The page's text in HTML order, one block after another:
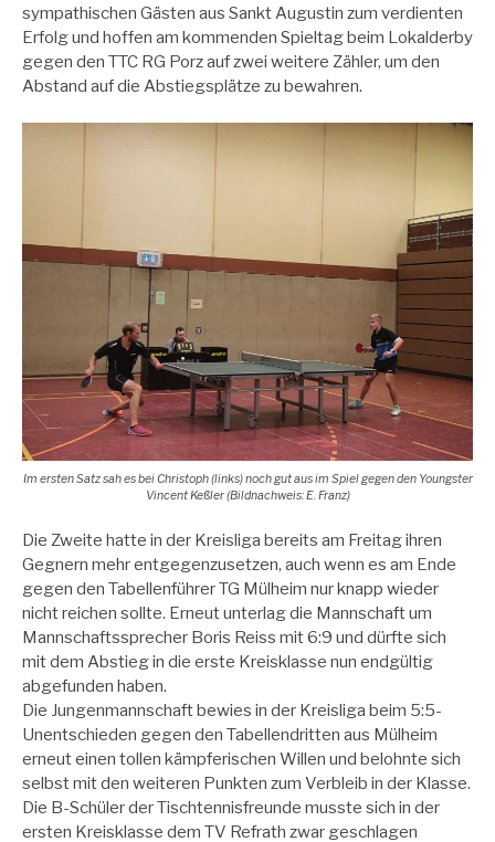
sympathischen Gästen aus Sankt Augustin zum verdienten
Erfolg und hoffen am kommenden Spieltag beim Lokalderby
gegen den TTC RG Porz auf zwei weitere Zähler, um den
Abstand auf die Abstiegsplätze zu bewahren.
Im ersten Satz sah es bei Christoph (links) noch gut aus im Spiel gegen den Youngster
Vincent Keßler (Bildnachweis: E. Franz)
Die Zweite hatte in der Kreisliga bereits am Freitag ihren
Gegnern mehr entgegenzusetzen, auch wenn es am Ende
gegen den Tabellenführer TG Mülheim nur knapp wieder
nicht reichen sollte. Erneut unterlag die Mannschaft um
Mannschaftssprecher Boris Reiss mit 6:9 und dürfte sich
mit dem Abstieg in die erste Kreisklasse nun endgültig
abgefunden haben.
Die Jungenmannschaft bewies in der Kreisliga beim 5:5-
Unentschieden gegen den Tabellendritten aus Mülheim
erneut einen tollen kämpferischen Willen und belohnte sich
selbst mit den weiteren Punkten zum Verbleib in der Klasse.
Die B-Schüler der Tischtennisfreunde musste sich in der
ersten Kreisklasse dem TV Refrath zwar geschlagen